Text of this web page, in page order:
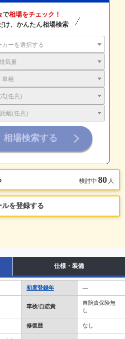
で相場をチェック！
け、かんたん相場検索
カーを選択する
気量
車種
(任意)
離(任意)
検討中 80 人
を登録する
仕様・装備
初度登録年 ―
車検/自賠責
自賠責保険無
し
修復歴 なし